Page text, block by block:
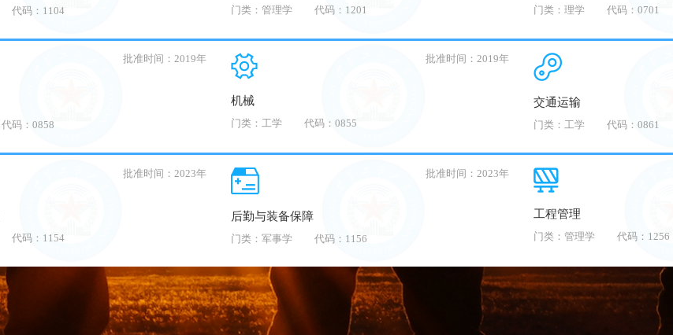
代码：1104 门类：管理学 代码：1201 门类：理学 代码：0701
批准时间：2019年
代码：0858
批准时间：2019年
机械
门类：工学 代码：0855
交通运输
门类：工学 代码：0861
批准时间：2023年
代码：1154
批准时间：2023年
后勤与装备保障
门类：军事学 代码：1156
工程管理
门类：管理学 代码：1256